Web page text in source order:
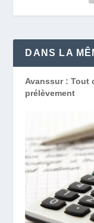
DANS LA
Avanssur : Tout
prélèvement